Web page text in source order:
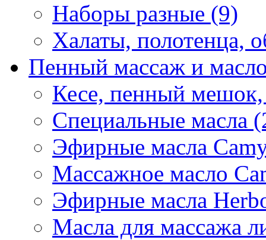
Наборы разные (9)
Халаты, полотенца,
Пенный массаж и
Кесе, пенный
Специальные масла
Эфирные масла
Массажное масло
Эфирные масла
Масла для массажа